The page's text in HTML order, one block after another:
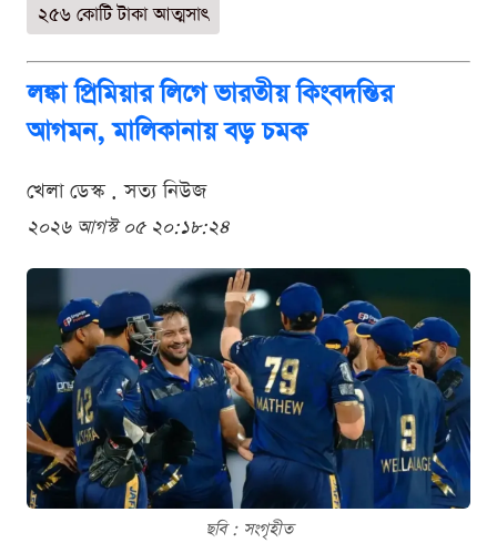
২৫৬ কোটি টাকা আত্মসাৎ
লঙ্কা প্রিমিয়ার লিগে ভারতীয় কিংবদন্তির
আগমন, মালিকানায় বড় চমক
খেলা ডেস্ক . সত্য নিউজ
২০২৬ আগস্ট ০৫ ২০:১৮:২৪
ছবি : সংগৃহীত